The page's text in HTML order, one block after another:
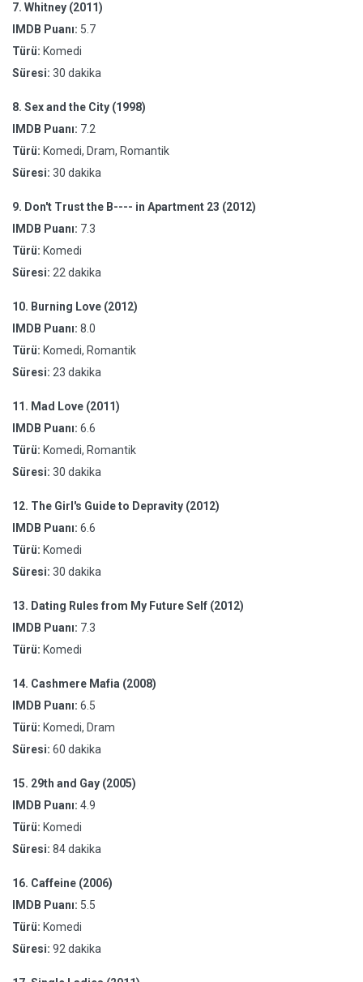
7. Whitney (2011)
IMDB Puanı: 5.7
Türü: Komedi
Süresi: 30 dakika
8. Sex and the City (1998)
IMDB Puanı: 7.2
Türü: Komedi, Dram, Romantik
Süresi: 30 dakika
9. Don't Trust the B---- in Apartment 23 (2012)
IMDB Puanı: 7.3
Türü: Komedi
Süresi: 22 dakika
10. Burning Love (2012)
IMDB Puanı: 8.0
Türü: Komedi, Romantik
Süresi: 23 dakika
11. Mad Love (2011)
IMDB Puanı: 6.6
Türü: Komedi, Romantik
Süresi: 30 dakika
12. The Girl's Guide to Depravity (2012)
IMDB Puanı: 6.6
Türü: Komedi
Süresi: 30 dakika
13. Dating Rules from My Future Self (2012)
IMDB Puanı: 7.3
Türü: Komedi
14. Cashmere Mafia (2008)
IMDB Puanı: 6.5
Türü: Komedi, Dram
Süresi: 60 dakika
15. 29th and Gay (2005)
IMDB Puanı: 4.9
Türü: Komedi
Süresi: 84 dakika
16. Caffeine (2006)
IMDB Puanı: 5.5
Türü: Komedi
Süresi: 92 dakika